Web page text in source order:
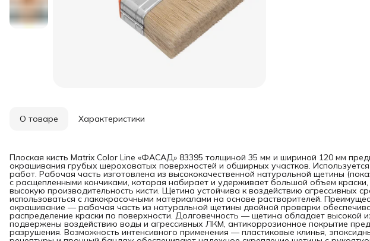
О товаре Характеристики
Плоская кисть Matrix Color Line «ФАСАД» 83395 толщиной 35 мм и шириной 120 мм
окрашивания грубых шероховатых поверхностей и обширных участков.
работ. Рабочая часть изготовлена из высококачественной натуральной щетины
с расщепленными кончиками, которая набирает и удерживает большой объем
высокую производительность кисти. Щетина устойчива к воздействию агрессивных
использоваться с лакокрасочными материалами на основе растворителей.
окрашивание — рабочая часть из натуральной щетины двойной проварки
распределение краски по поверхности. Долговечность — щетина обладает высокой
подвержены воздействию воды и агрессивных ЛКМ, антикоррозионное покрытие
разрушения. Возможность интенсивного применения — пластиковые клинья,